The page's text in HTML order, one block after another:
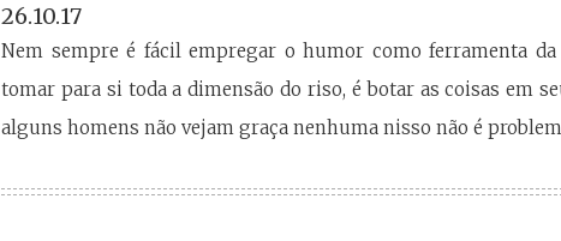
26.10.17
Nem sempre é fácil empregar o humor como ferramenta
tomar para si toda a dimensão do riso, é botar as coisas em
alguns homens não vejam graça nenhuma nisso não é